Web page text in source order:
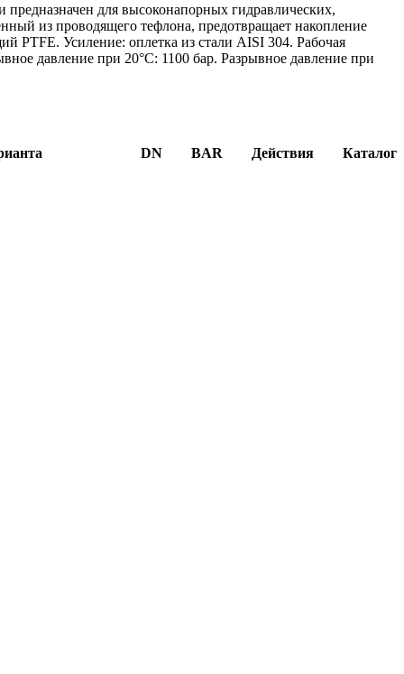
для высоконапорных гидравлических,
из проводящего тефлона, предотвращает накопление
PTFE. Усиление: оплетка из стали AISI 304. Рабочая
давление при 20°C: 1100 бар. Разрывное давление при
DN BAR Действия Каталог